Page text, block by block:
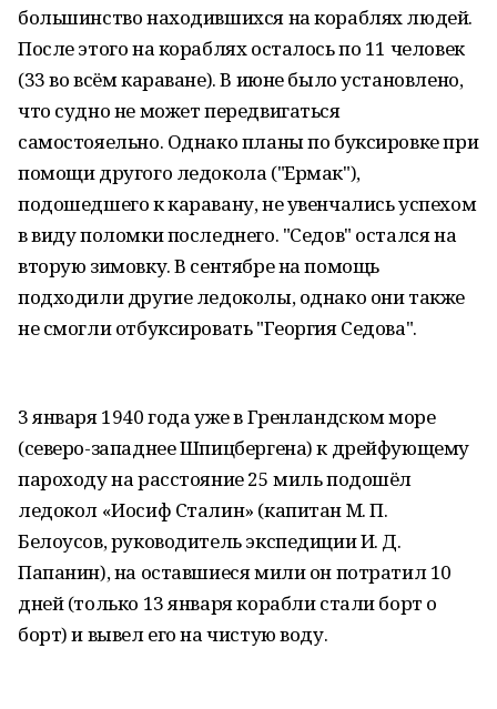
большинство находившихся на кораблях людей.
После этого на кораблях осталось по 11 человек
(33 во всём караване). В июне было установлено,
что судно не может передвигаться
самостояельно. Однако планы по буксировке при
помощи другого ледокола ("Ермак"),
подошедшего к каравану, не увенчались успехом
в виду поломки последнего. "Седов" остался на
вторую зимовку. В сентябре на помощь
подходили другие ледоколы, однако они также
не смогли отбуксировать "Георгия Седова".
3 января 1940 года уже в Гренландском море
(северо-западнее Шпицбергена) к дрейфующему
пароходу на расстояние 25 миль подошёл
ледокол «Иосиф Сталин» (капитан M. П.
Белоусов, руководитель экспедиции И. Д.
Папанин), на оставшиеся мили он потратил 10
дней (только 13 января корабли стали борт о
борт) и вывел его на чистую воду.